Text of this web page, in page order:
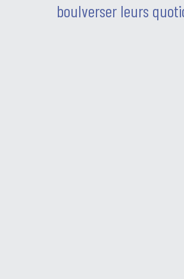
boulverser leurs